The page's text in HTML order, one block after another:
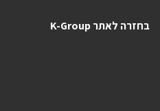
בחזרה לאתר K-Group